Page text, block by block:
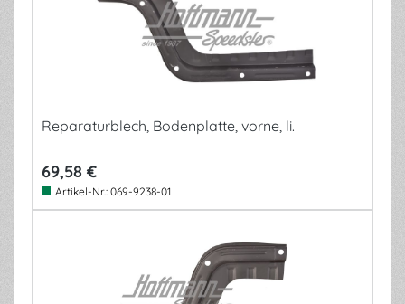
Reparaturblech, Bodenplatte, vorne, li.
69,58 €
Artikel-Nr.: 069-9238-01